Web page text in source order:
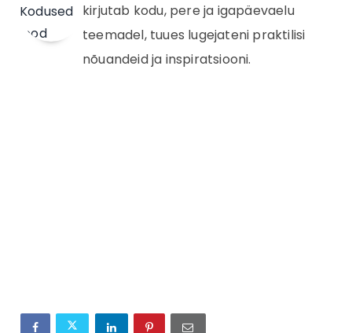
kirjutab kodu, pere ja igapäevaelu
teemadel, tuues lugejateni praktilisi
nõuandeid ja inspiratsiooni.